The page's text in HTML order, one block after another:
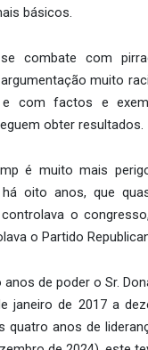
básicos.
combate com
muito
e com factos e
obter resultados.
é muito mais
oito anos, que
o
o Partido
de poder o Sr.
janeiro de 2017 a
quatro anos de